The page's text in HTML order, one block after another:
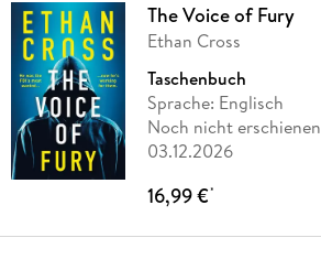
The Voice of Fury
Ethan Cross
Taschenbuch
Sprache: Englisch
Noch nicht erschienen
03.12.2026
16,99 €*